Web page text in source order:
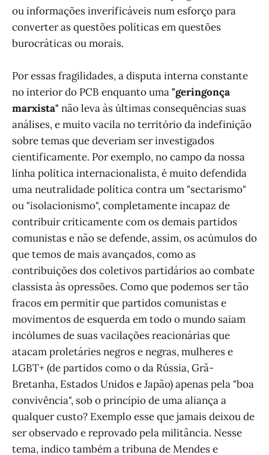
ou informações inverificáveis num esforço para
converter as questões políticas em questões
burocráticas ou morais.
Por essas fragilidades, a disputa interna constante
no interior do PCB enquanto uma"geringonça
marxista" não leva às últimas consequências suas
análises, e muito vacila no território da indefinição
sobre temas que deveriam ser investigados
cientificamente. Por exemplo, no campo da nossa
linha política internacionalista, é muito defendida
uma neutralidade política contra um "sectarismo"
ou "isolacionismo", completamente incapaz de
contribuir criticamente com os demais partidos
comunistas e não se defende, assim, os acúmulos do
que temos de mais avançados, como as
contribuições dos coletivos partidários ao combate
classista às opressões. Como que podemos ser tão
fracos em permitir que partidos comunistas e
movimentos de esquerda em todo o mundo saiam
incólumes de suas vacilações reacionárias que
atacam proletáries negros e negras, mulheres e
LGBT+ (de partidos como o da Rússia, Grã-
Bretanha, Estados Unidos e Japão) apenas pela "boa
convivência", sob o princípio de uma aliança a
qualquer custo? Exemplo esse que jamais deixou de
ser observado e reprovado pela militância. Nesse
tema, indico também a tribuna de Mendes e